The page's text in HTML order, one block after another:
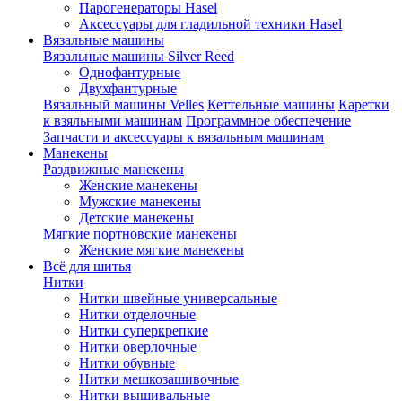
Парогенераторы Hasel
Аксессуары для гладильной техники Hasel
Вязальные машины
Вязальные машины Silver Reed
Однофантурные
Двухфантурные
Вязальный машины Velles Кеттельные машины Каретки
к взяльными машинам Программное обеспечение
Запчасти и аксессуары к вязальным машинам
Манекены
Раздвижные манекены
Женские манекены
Мужские манекены
Детские манекены
Мягкие портновские манекены
Женские мягкие манекены
Всё для шитья
Нитки
Нитки швейные универсальные
Нитки отделочные
Нитки суперкрепкие
Нитки оверлочные
Нитки обувные
Нитки мешкозашивочные
Нитки вышивальные